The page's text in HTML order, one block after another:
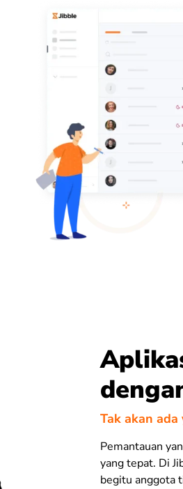
Tak akan
Pemantauan
yang tepat. Di
begitu anggota